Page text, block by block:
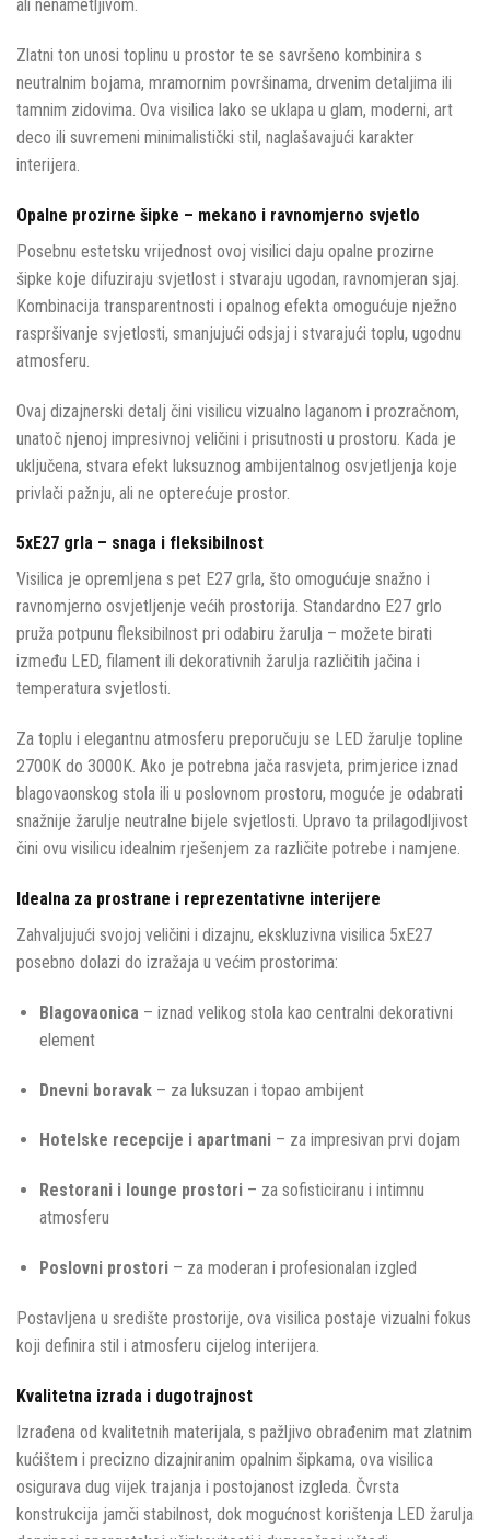
ali nenametljivom.
Zlatni ton unosi toplinu u prostor te se savršeno kombinira s
neutralnim bojama, mramornim površinama, drvenim detaljima ili
tamnim zidovima. Ova visilica lako se uklapa u glam, moderni, art
deco ili suvremeni minimalistički stil, naglašavajući karakter
interijera.
Opalne prozirne šipke – mekano i ravnomjerno svjetlo
Posebnu estetsku vrijednost ovoj visilici daju opalne prozirne
šipke koje difuziraju svjetlost i stvaraju ugodan, ravnomjeran sjaj.
Kombinacija transparentnosti i opalnog efekta omogućuje nježno
raspršivanje svjetlosti, smanjujući odsjaj i stvarajući toplu, ugodnu
atmosferu.
Ovaj dizajnerski detalj čini visilicu vizualno laganom i prozračnom,
unatoč njenoj impresivnoj veličini i prisutnosti u prostoru. Kada je
uključena, stvara efekt luksuznog ambijentalnog osvjetljenja koje
privlači pažnju, ali ne opterećuje prostor.
5xE27 grla – snaga i fleksibilnost
Visilica je opremljena s pet E27 grla, što omogućuje snažno i
ravnomjerno osvjetljenje većih prostorija. Standardno E27 grlo
pruža potpunu fleksibilnost pri odabiru žarulja – možete birati
između LED, filament ili dekorativnih žarulja različitih jačina i
temperatura svjetlosti.
Za toplu i elegantnu atmosferu preporučuju se LED žarulje topline
2700K do 3000K. Ako je potrebna jača rasvjeta, primjerice iznad
blagovaonskog stola ili u poslovnom prostoru, moguće je odabrati
snažnije žarulje neutralne bijele svjetlosti. Upravo ta prilagodljivost
čini ovu visilicu idealnim rješenjem za različite potrebe i namjene.
Idealna za prostrane i reprezentativne interijere
Zahvaljujući svojoj veličini i dizajnu, ekskluzivna visilica 5xE27
posebno dolazi do izražaja u većim prostorima:
Blagovaonica – iznad velikog stola kao centralni dekorativni
element
Dnevni boravak– za luksuzan i topao ambijent
Hotelske recepcije i apartmani– za impresivan prvi dojam
Restorani i lounge prostori– za sofisticiranu i intimnu
atmosferu
Poslovni prostori– za moderan i profesionalan izgled
Postavljena u središte prostorije, ova visilica postaje vizualni fokus
koji definira stil i atmosferu cijelog interijera.
Kvalitetna izrada i dugotrajnost
Izrađena od kvalitetnih materijala, s pažljivo obrađenim mat zlatnim
kućištem i precizno dizajniranim opalnim šipkama, ova visilica
osigurava dug vijek trajanja i postojanost izgleda. Čvrsta
konstrukcija jamči stabilnost, dok mogućnost korištenja LED žarulja